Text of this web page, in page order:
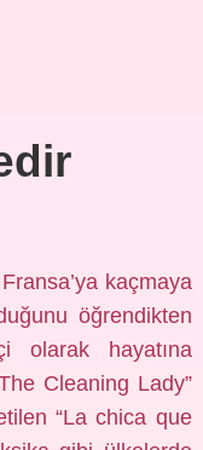
kaçmaya
öğrendikten
olarak hayatına
Cleaning Lady”
“La chica que